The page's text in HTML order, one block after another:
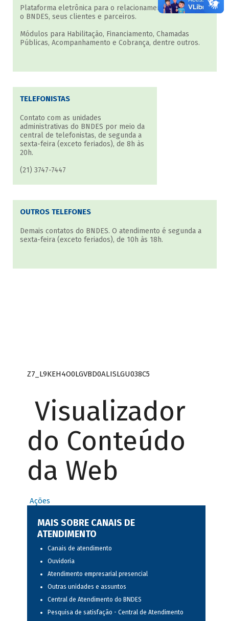
Plataforma eletrônica para o relacionamento direto entre
o BNDES, seus clientes e parceiros.
Módulos para Habilitação, Financiamento, Chamadas
Públicas, Acompanhamento e Cobrança, dentre outros.
TELEFONISTAS
Contato com as unidades
administrativas do BNDES por meio da
central de telefonistas, de segunda a
sexta-feira (exceto feriados), de 8h às
20h.
(21) 3747-7447
OUTROS TELEFONES
Demais contatos do BNDES. O atendimento é segunda a
sexta-feira (exceto feriados), de 10h às 18h.
Z7_L9KEH4O0LGVBD0ALISLGU038C5
Visualizador
do Conteúdo
da Web
Ações
MAIS SOBRE CANAIS DE
ATENDIMENTO
Canais de atendimento
Ouvidoria
Atendimento empresarial presencial
Outras unidades e assuntos
Central de Atendimento do BNDES
Pesquisa de satisfação - Central de Atendimento